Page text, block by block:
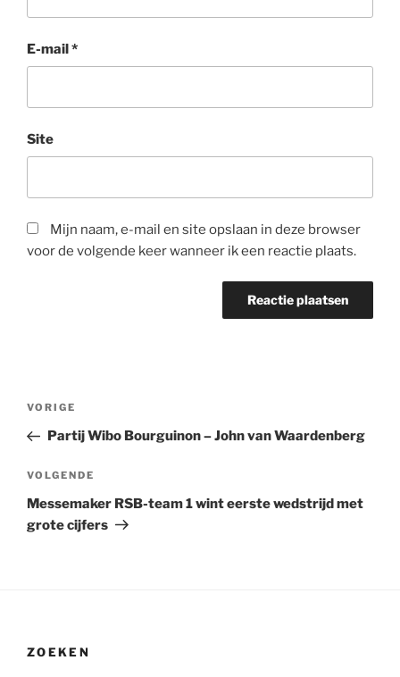
E-mail*
Site
Mijn naam, e-mail en site opslaan in deze browser
voor de volgende keer wanneer ik een reactie plaats.
Bericht
Vorig
bericht
VORIGE
Partij Wibo Bourguinon – John van Waardenberg
Volgend
bericht
VOLGENDE
Messemaker RSB-team 1 wint eerste wedstrijd met
grote cijfers
ZOEKEN